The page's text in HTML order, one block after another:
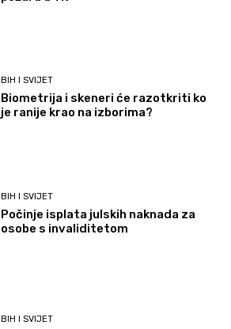
BIH I SVIJET
Biometrija i skeneri će razotkriti ko
je ranije krao na izborima?
BIH I SVIJET
Počinje isplata julskih naknada za
osobe s invaliditetom
BIH I SVIJET